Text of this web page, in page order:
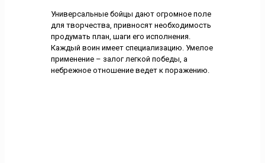
Универсальные бойцы дают огромное поле
для творчества, привносят необходимость
продумать план, шаги его исполнения.
Каждый воин имеет специализацию. Умелое
применение – залог легкой победы, а
небрежное отношение ведет к поражению.